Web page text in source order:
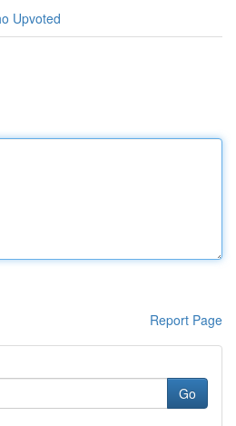
Upvoted
Report Page
Go